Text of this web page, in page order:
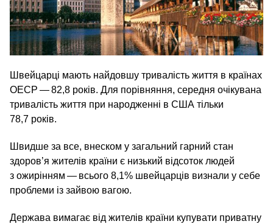
Швейцарці мають найдовшу тривалість життя в країнах
ОЕСР — 82,8 років. Для порівняння, середня очікувана
тривалість життя при народженні в США тільки
78,7 років.
Швидше за все, внеском у загальний гарний стан
здоров’я жителів країни є низький відсоток людей
з ожирінням — всього 8,1% швейцарців визнали у себе
проблеми із зайвою вагою.
Держава вимагає від жителів країни купувати приватну